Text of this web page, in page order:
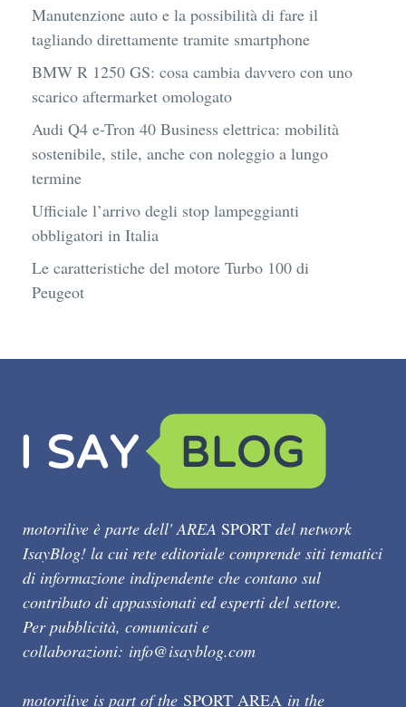
Manutenzione auto e la possibilità di fare il
tagliando direttamente tramite smartphone
BMW R 1250 GS: cosa cambia davvero con uno
scarico aftermarket omologato
Audi Q4 e-Tron 40 Business elettrica: mobilità
sostenibile, stile, anche con noleggio a lungo
termine
Ufficiale l’arrivo degli stop lampeggianti
obbligatori in Italia
Le caratteristiche del motore Turbo 100 di
Peugeot
motorilive è parte dell' AREA SPORT del network
IsayBlog! la cui rete editoriale comprende siti tematici
di informazione indipendente che contano sul
contributo di appassionati ed esperti del settore.
Per pubblicità, comunicati e
collaborazioni: info@isayblog.com
motorilive is part of the SPORT AREA in the